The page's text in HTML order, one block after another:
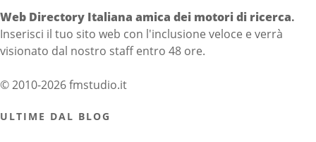
Web Directory Italiana amica dei motori di ricerca.
Inserisci il tuo sito web con l'inclusione veloce e verrà
visionato dal nostro staff entro 48 ore.
© 2010-2026 fmstudio.it
ULTIME DAL BLOG